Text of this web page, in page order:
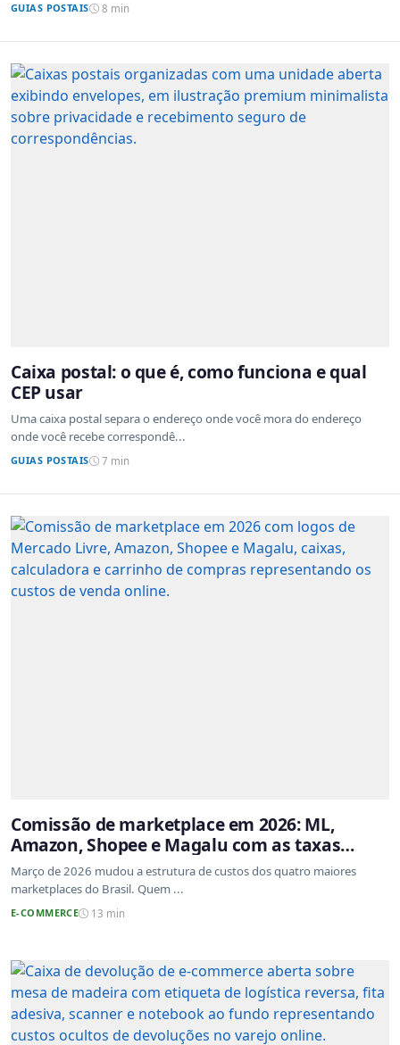
GUIAS POSTAIS 8 min
Caixa postal: o que é, como funciona e qual
CEP usar
Uma caixa postal separa o endereço onde você mora do endereço
onde você recebe correspondê...
GUIAS POSTAIS 7 min
Comissão de marketplace em 2026: ML,
Amazon, Shopee e Magalu com as taxas
atualizadas
Março de 2026 mudou a estrutura de custos dos quatro maiores
marketplaces do Brasil. Quem ...
E-COMMERCE 13 min